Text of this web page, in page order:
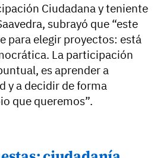
Ciudadana y teniente
subrayó que “este
para elegir proyectos: está
La participación
es aprender a
y a decidir de forma
que queremos”.